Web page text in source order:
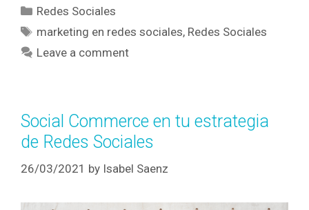
Redes Sociales
marketing en redes sociales, Redes Sociales
Leave a comment
Social Commerce en tu estrategia
de Redes Sociales
26/03/2021 by Isabel Saenz